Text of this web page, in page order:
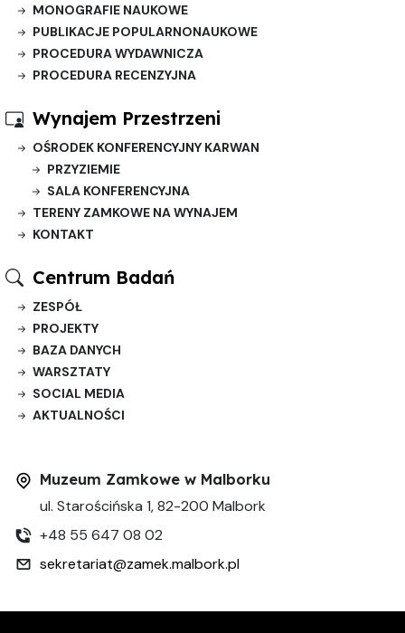
MONOGRAFIE NAUKOWE
PUBLIKACJE POPULARNONAUKOWE
PROCEDURA WYDAWNICZA
PROCEDURA RECENZYJNA
Wynajem Przestrzeni
OŚRODEK KONFERENCYJNY KARWAN
PRZYZIEMIE
SALA KONFERENCYJNA
TERENY ZAMKOWE NA WYNAJEM
KONTAKT
Centrum Badań
ZESPÓŁ
PROJEKTY
BAZA DANYCH
WARSZTATY
SOCIAL MEDIA
AKTUALNOŚCI
Muzeum Zamkowe w Malborku
ul. Starościńska 1, 82-200 Malbork
+48 55 647 08 02
sekretariat@zamek.malbork.pl